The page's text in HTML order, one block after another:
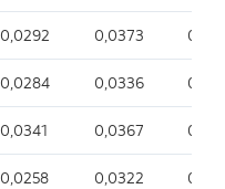
0,0292 0,0373
0,0284 0,0336
0,0341 0,0367
0,0258 0,0322